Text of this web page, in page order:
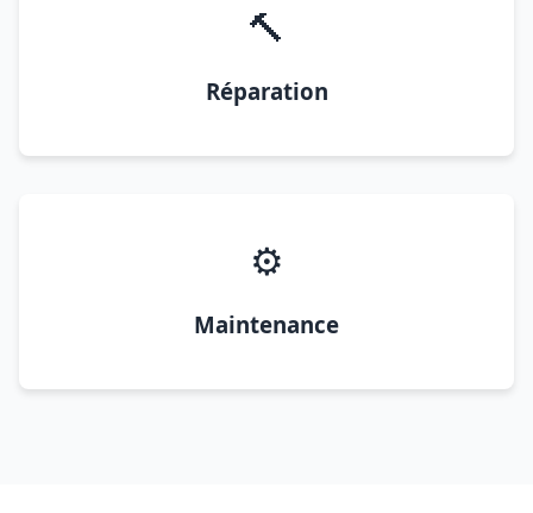
🔨
Réparation
⚙️
Maintenance